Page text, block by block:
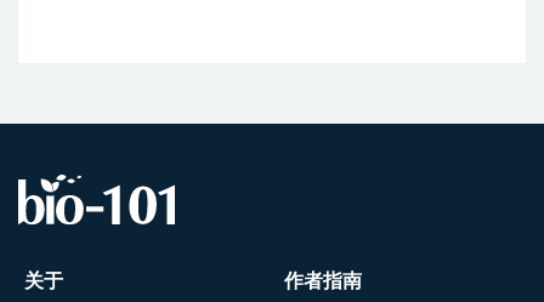
关于 作者指南